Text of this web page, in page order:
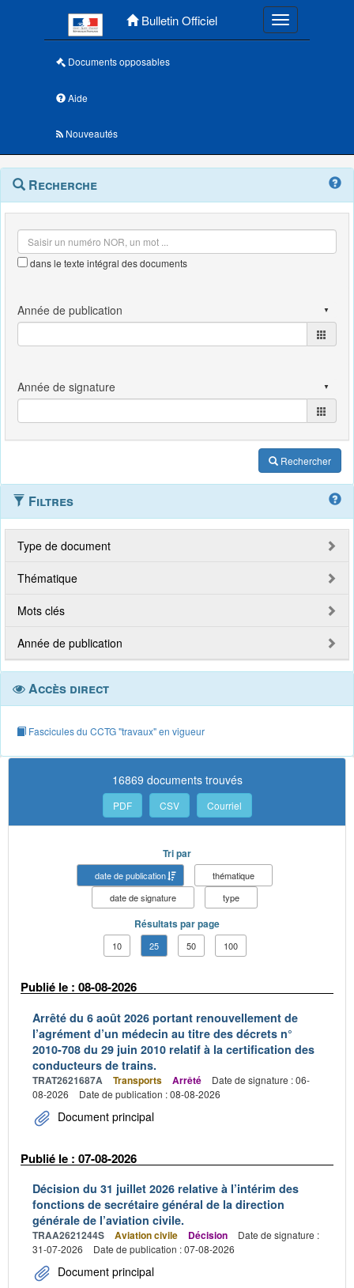
Bulletin Officiel Toggle
Documents opposables
Aide
Nouveautés
Navigation
outils
Menu
contextuel
Recherche
dans le texte intégral des documents
Rechercher
Filtres
Type de document
Thématique
Mots clés
Année de publication
Accès direct
Fascicules du CCTG "travaux" en vigueur
16869 documents trouvés
PDF CSV Courriel
Tri par
date de publication
thématique
date de signature
type
Résultats par page
10 25 50 100
Publié le : 08-08-2026
Arrêté du 6 août 2026 portant renouvellement de
l’agrément d’un médecin au titre des décrets n°
2010-708 du 29 juin 2010 relatif à la certification des
conducteurs de trains.
TRAT2621687A Transports Arrêté
Date de signature : 06-
08-2026
Date de publication : 08-08-2026
Document principal
Publié le : 07-08-2026
Décision du 31 juillet 2026 relative à l’intérim des
fonctions de secrétaire général de la direction
générale de l’aviation civile.
TRAA2621244S Aviation civile Décision
Date de signature :
31-07-2026
Date de publication : 07-08-2026
Document principal